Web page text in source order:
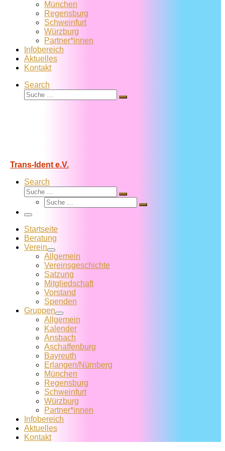
München
Regensburg
Schweinfurt
Würzburg
Partner*innen
Infobereich
Aktuelles
Kontakt
Search
Suche
Suche
Trans-Ident e.V.
Search
Suche
Suche
Suche
Suche
Menü
Startseite
Beratung
Verein
Allgemein
Vereins­geschichte
Satzung
Mitglied­schaft
Vorstand
Spenden
Gruppen
Allgemein
Kalender
Ansbach
Aschaffenburg
Bayreuth
Erlangen/Nürnberg
München
Regensburg
Schweinfurt
Würzburg
Partner*innen
Infobereich
Aktuelles
Kontakt